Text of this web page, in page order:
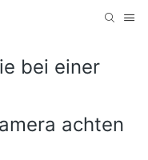
bei einer
achten